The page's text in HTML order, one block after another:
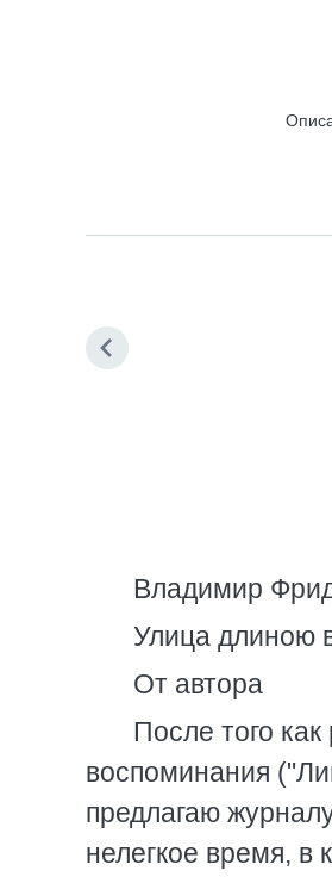
Владимир
Улица длиною
От автора
После того
воспоминания
предлагаю
нелегкое время, в